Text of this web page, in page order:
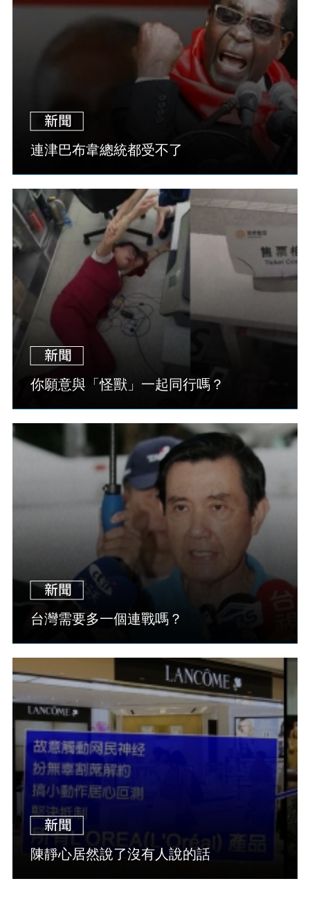
連津巴布韋總統都受不了
你願意與「怪獸」一起同行嗎？
台灣需要多一個連戰嗎？
陳靜心居然說了沒有人說的話